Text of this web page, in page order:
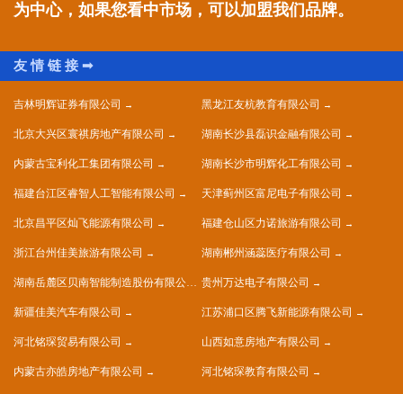
为中心，如果您看中市场，可以加盟我们品牌。
吉林明辉证券有限公司 黑龙江友杭教育有限公司
北京大兴区寰祺房地产有限公司 湖南长沙县磊识金融有限公司
内蒙古宝利化工集团有限公司 湖南长沙市明辉化工有限公司
福建台江区睿智人工智能有限公司 天津蓟州区富尼电子有限公司
北京昌平区灿飞能源有限公司 福建仓山区力诺旅游有限公司
浙江台州佳美旅游有限公司 湖南郴州涵蕊医疗有限公司
湖南岳麓区贝南智能制造股份有限公司 贵州万达电子有限公司
新疆佳美汽车有限公司 江苏浦口区腾飞新能源有限公司
河北铭琛贸易有限公司 山西如意房地产有限公司
内蒙古亦皓房地产有限公司 河北铭琛教育有限公司